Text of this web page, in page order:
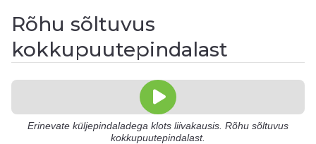
Rõhu sõltuvus
kokkupuutepindalast
Erinevate küljepindaladega klots liivakausis. Rõhu sõltuvus
kokkupuutepindalast.